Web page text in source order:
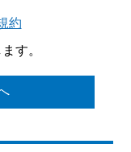
約
す。